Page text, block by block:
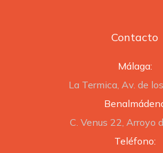
Contacto
Málaga:
La Termica, Av. de
C. Venus 22, Arroyo
Teléfono: